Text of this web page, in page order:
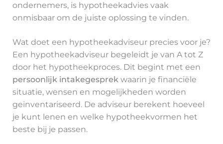
ondernemers, is hypotheekadvies vaak
onmisbaar om de juiste oplossing te vinden.
Wat doet een hypotheekadviseur precies voor je?
Een hypotheekadviseur begeleidt je van A tot Z
door het hypotheekproces. Dit begint met een
persoonlijk intakegesprekwaarin je financiële
situatie, wensen en mogelijkheden worden
geïnventariseerd. De adviseur berekent hoeveel
je kunt lenen en welke hypotheekvormen het
beste bij je passen.